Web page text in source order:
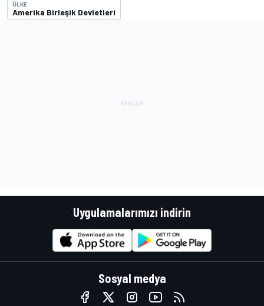
ÜLKE
Amerika Birleşik Devletleri
Uygulamalarımızı indirin
Sosyal medya